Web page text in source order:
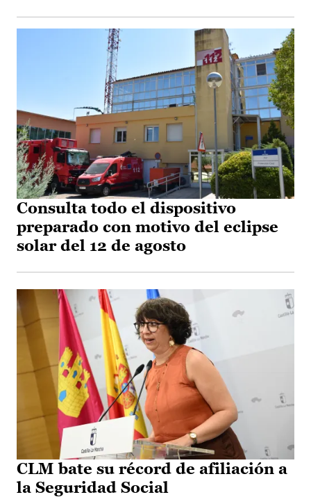
Consulta todo el dispositivo
preparado con motivo del eclipse
solar del 12 de agosto
CLM bate su récord de afiliación a
la Seguridad Social